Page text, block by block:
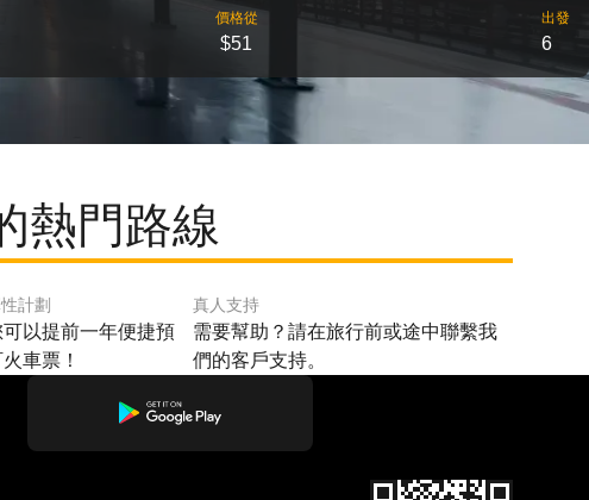
價格從
$51
出發
6
熱門路線
計劃
可以提前一年便捷預
車票！
真人支持
需要幫助？請在旅行前或途中聯繫我
們的客戶支持。